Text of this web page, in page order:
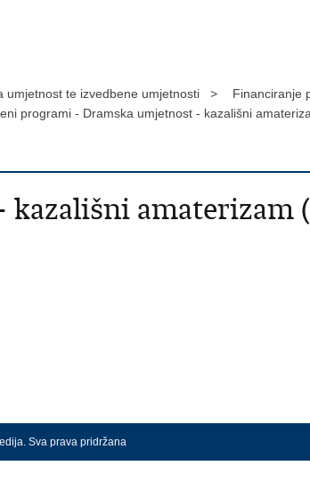
umjetnost te izvedbene umjetnosti > Financiranje
programi - Dramska umjetnost - kazališni
amaterizam
Sva prava pridržana